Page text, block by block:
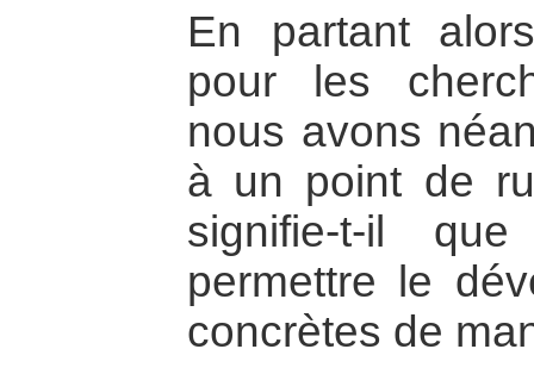
En partant
pour les
nous avons
à un point de
signifie-t-il
permettre le
concrètes de